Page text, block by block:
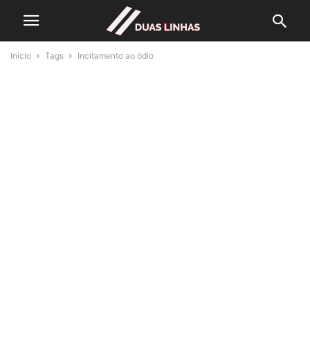
Início Tags Incitamento ao ódio